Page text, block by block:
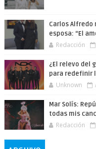
Carlos Alfredo
esposa: “El
Redacción
¿El relevo del
para redefinir
Unknown
Mar Solís:
todas mis
Redacción